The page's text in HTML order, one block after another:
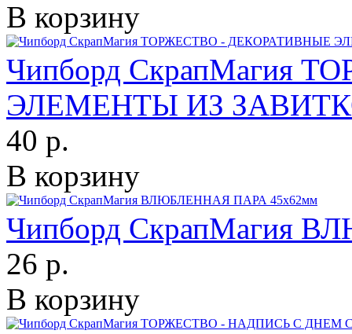
В корзину
Чипборд СкрапМагия
ЭЛЕМЕНТЫ ИЗ
40 р.
В корзину
Чипборд СкрапМагия
26 р.
В корзину